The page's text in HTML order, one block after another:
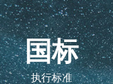
国标
执行标准